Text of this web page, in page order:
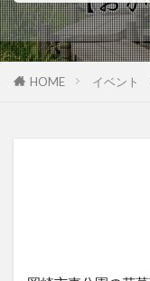
HOME イベント